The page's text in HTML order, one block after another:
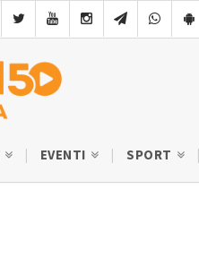
EVENTI SPORT